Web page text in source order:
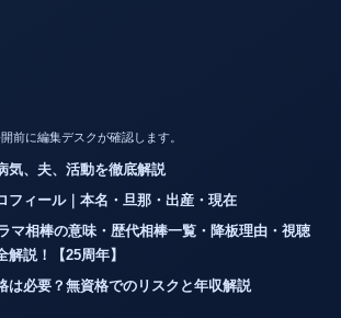
前に編集デスクが確認します。
気、夫、活動を徹底解説
フィール｜本名・旦那・出産・現在
マ相棒の意味・歴代相棒一覧・降板理由・視聴
説！【25周年】
は必要？無資格でのリスクと年収解説